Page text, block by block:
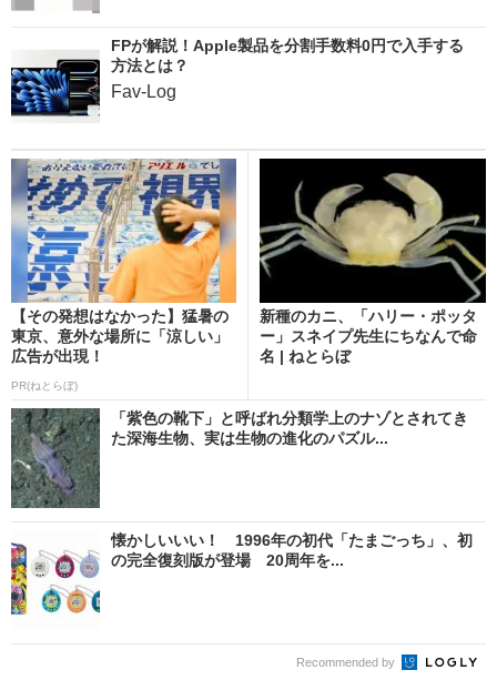
FPが解説！Apple製品を分割手数料0円で入手する
方法とは？
Fav-Log
【その発想はなかった】猛暑の
東京、意外な場所に「涼しい」
広告が出現！
PR(ねとらぼ)
新種のカニ、「ハリー・ポッタ
ー」スネイプ先生にちなんで命
名 | ねとらぼ
「紫色の靴下」と呼ばれ分類学上のナゾとされてき
た深海生物、実は生物の進化のパズル...
懐かしいいい！ 1996年の初代「たまごっち」、初
の完全復刻版が登場 20周年を...
Recommended by